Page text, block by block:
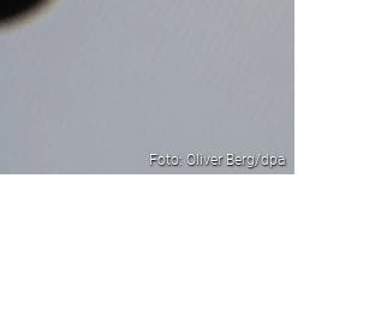
Foto: Oliver Berg/dpa